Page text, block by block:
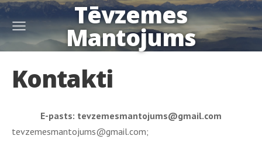
Tēvzemes
Mantojums
Kontakti
E-pasts: tevzemesmantojums@gmail.com
tevzemesmantojums@gmail.com;